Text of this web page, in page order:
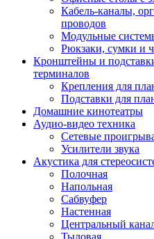
Кабель-каналы,
проводов
Модульные
Рюкзаки, сумки и
Кронштейны и
терминалов
Крепления для
Подставки для
Домашние кинотеатры
Аудио-видео техника
Сетевые
Усилители звука
Акустика для
Полочная
Напольная
Сабвуфер
Настенная
Центральный
Тыловая